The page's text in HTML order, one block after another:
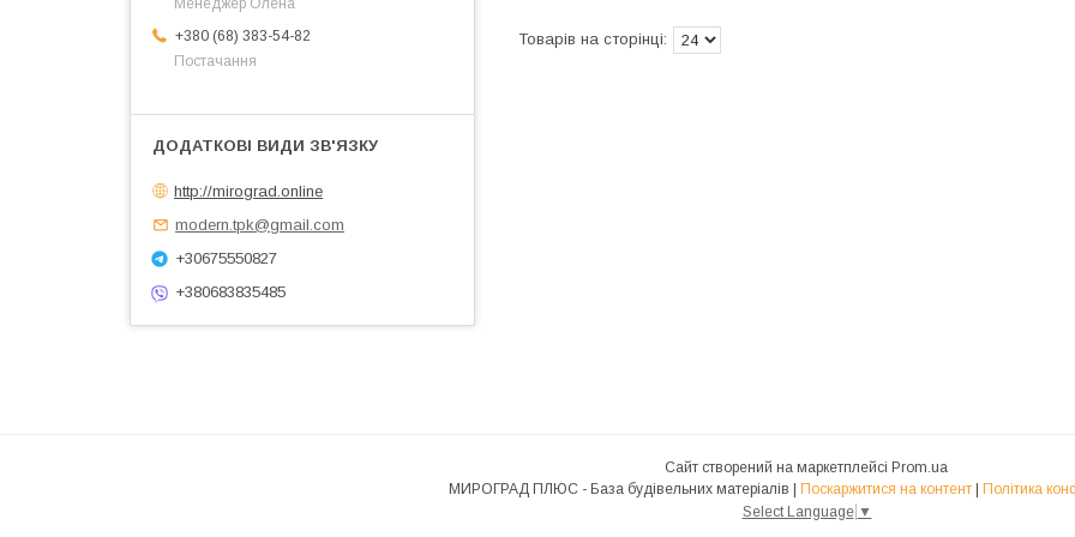
Менеджер Олена
+380 (68) 383-54-82
Постачання
http://mirograd.online
modern.tpk@gmail.com
+30675550827
+380683835485
Сайт створений на маркетплейсі Prom.ua
МИРОГРАД ПЛЮС - База будівельних матеріалів | Поскаржитися на контент | Політика
Select Language ▼